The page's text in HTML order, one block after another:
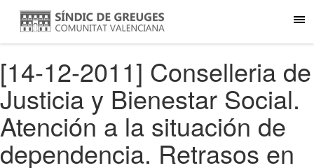
[14-12-2011] Conselleria de
Justicia y Bienestar Social.
Atención a la situación de
dependencia. Retrasos en